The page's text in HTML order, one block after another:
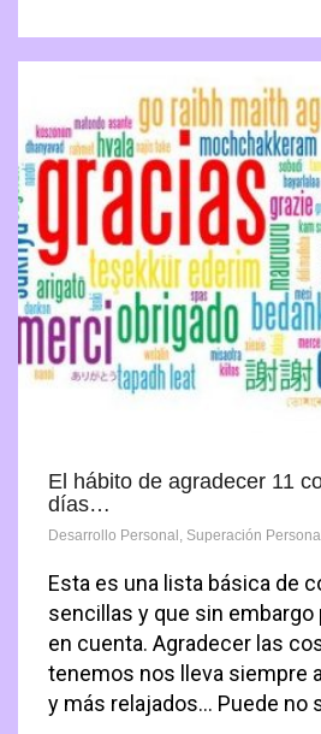
El hábito de agradecer 11
días…
Desarrollo Personal, Superación
Esta es una lista básica de
sencillas y que sin
en cuenta. Agradecer las
tenemos nos lleva siempre
y más relajados… Puede no